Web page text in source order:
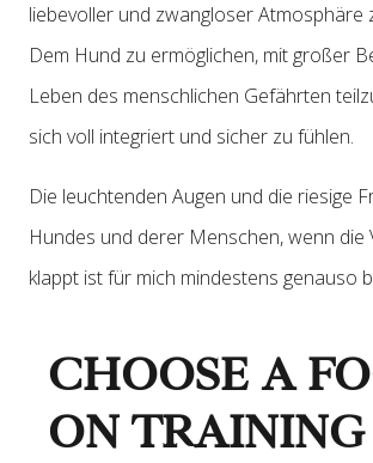
liebevoller und zwangloser Atmosphäre
Dem Hund zu ermöglichen, mit großer
Leben des menschlichen Gefährten
sich voll integriert und sicher zu fühlen.
Die leuchtenden Augen und die riesige
Hundes und derer Menschen, wenn die
klappt ist für mich mindestens genauso
CHOOSE A
ON TRAINING